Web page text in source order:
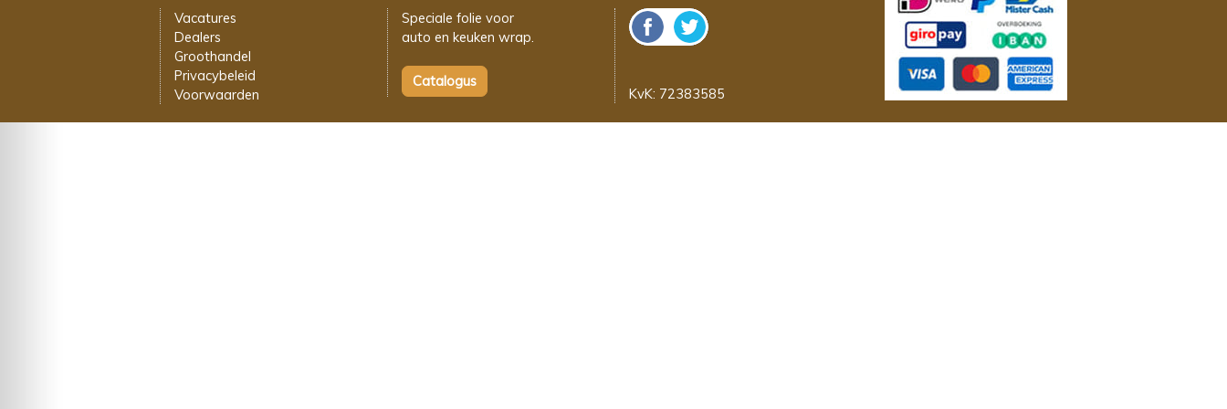
Vacatures
Dealers
Groothandel
Privacybeleid
Voorwaarden
Speciale folie voor
auto en keuken wrap.
KvK: 72383585